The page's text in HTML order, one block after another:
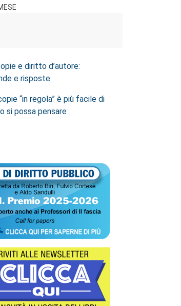
e diritto d’autore:
e risposte
“in regola” è più facile di
si possa pensare